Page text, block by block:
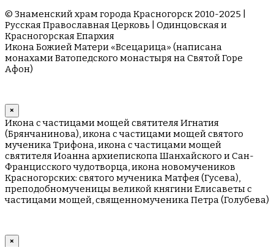
© Знаменский храм города Красногорск 2010-2025 |
Русская Православная Церковь | Одинцовская и
Красногорская Епархия
Икона Божией Матери «Всецарица» (написана
монахами Ватопедского монастыря на Cвятой Горе
Афон)
×
Икона с частицами мощей святителя Игнатия
(Брянчанинова), икона с частицами мощей святого
мученика Трифона, икона с частицами мощей
святителя Иоанна архиепископа Шанхайского и Сан-
Францисского чудотворца, икона новомучеников
Красногорских: святого мученика Матфея (Гусева),
преподобномученицы великой княгини Елисаветы с
частицами мощей, священномученика Петра (Голубева)
×